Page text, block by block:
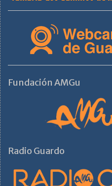
Fundación AMGu
Radio Guardo